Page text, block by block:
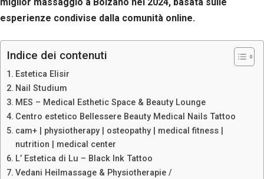
esperienze condivise dalla comunità online.
Indice dei contenuti
Estetica Elisir
Nail Studium
MES – Medical Esthetic Space & Beauty Lounge
Centro estetico Bellessere Beauty Medical Nails Tattoo
cam+ | physiotherapy | osteopathy | medical fitness |
nutrition | medical center
L’ Estetica di Lu – Black Ink Tattoo
Vedani Heilmassage & Physiotherapie /